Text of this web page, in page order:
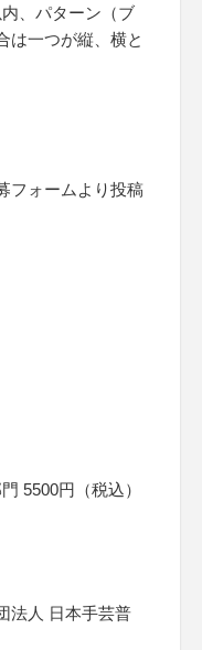
、パターン（ブ
は一つが縦、横と
フォームより投稿
5500円（税込）
法人 日本手芸普